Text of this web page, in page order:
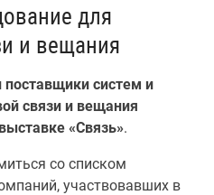
для
и вещания
поставщики систем и
связи и вещания
«Связь».
со списком
участвовавших в